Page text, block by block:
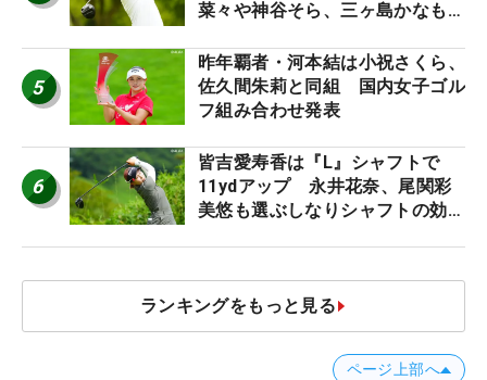
菜々や神谷そら、三ヶ島かなも使
ロたちの“飛ばしギア”】
5
昨年覇者・河本結は小祝さくら、
佐久間朱莉と同組 国内女子ゴル
フ組み合わせ発表
6
皆吉愛寿香は『L』シャフトで
11ydアップ 永井花奈、尾関彩
美悠も選ぶしなりシャフトの効果
ランキングをもっと見る
ページ上部へ